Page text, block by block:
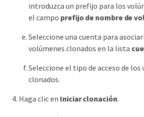
introduzca un prefijo para los
el campo prefijo de nombre de
Seleccione una cuenta para
volúmenes clonados en la lista
Seleccione el tipo de acceso de los
clonados.
Haga clic en Iniciar clonación.